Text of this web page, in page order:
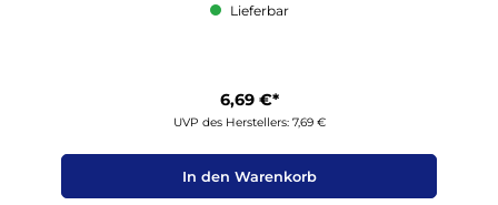
Lieferbar
6,69 €*
UVP des Herstellers: 7,69 €
In den Warenkorb